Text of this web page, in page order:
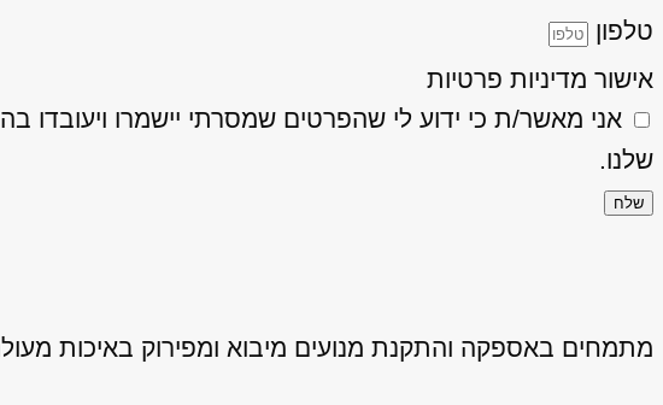
טלפון
אישור מדיניות פרטיות
אני מאשר/ת כי ידוע לי שהפרטים שמסרתי יישמרו ויעובדו בהתאם לחוק הגנת
שלנו.
שלח
מתמחים באספקה והתקנת מנועים מיבוא ומפירוק באיכות